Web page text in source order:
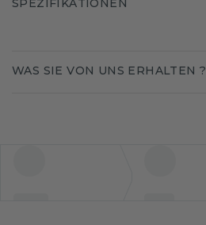
SPEZIFIKATIONEN
WAS SIE VON UNS ERHALTEN ?